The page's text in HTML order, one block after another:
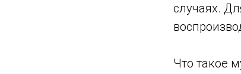
случаях.
Что такое